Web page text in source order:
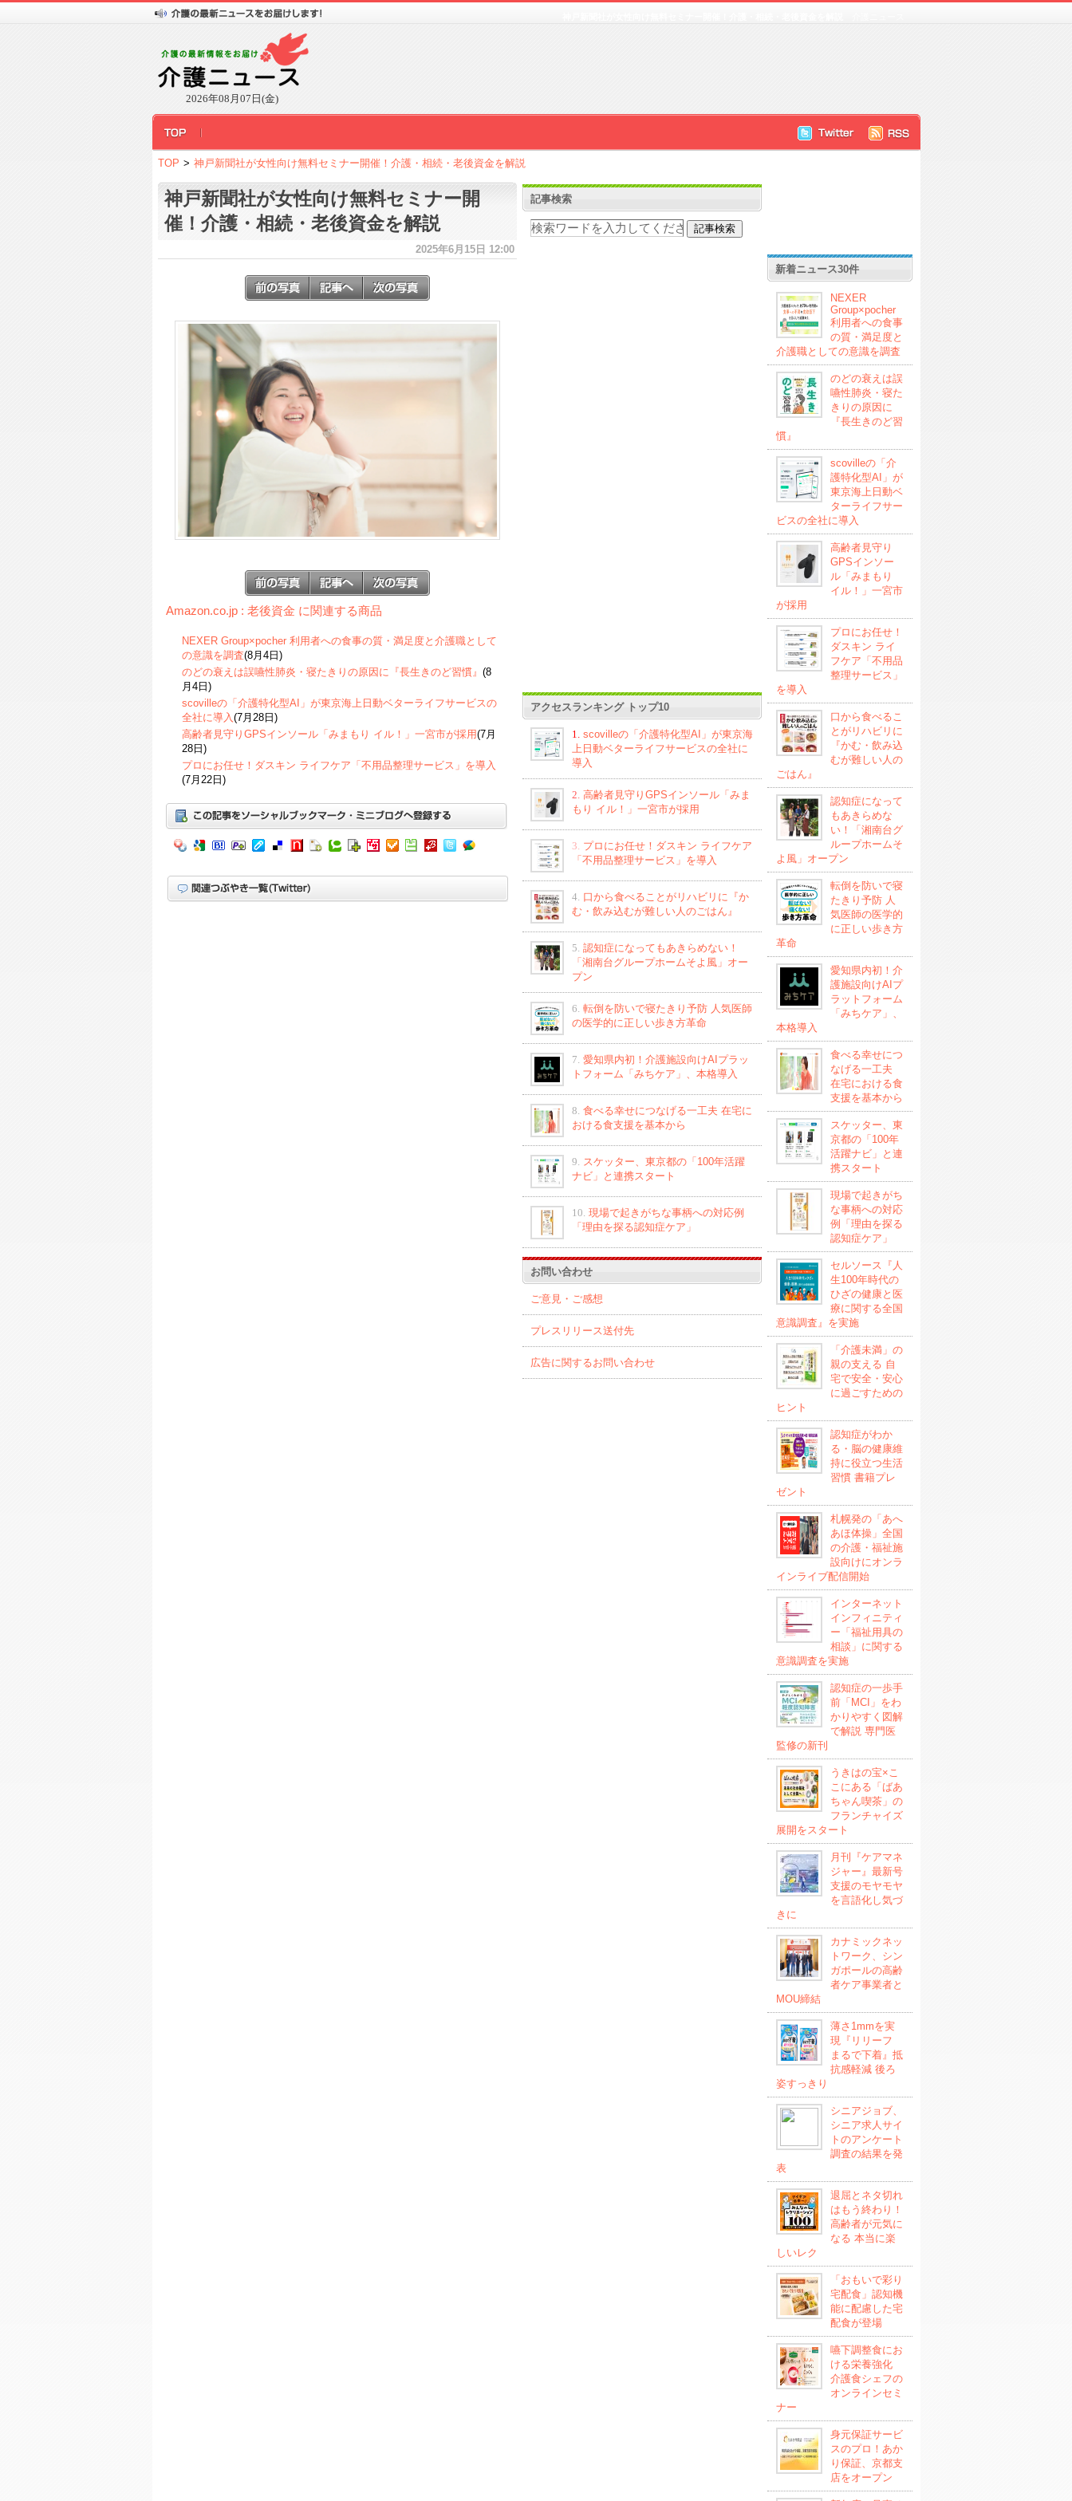
2026年08月07日(金)
TOP > 神戸新聞社が女性向け無料セミナー開催！介護・相続・老後資金を解説
神戸新聞社が女性向け無料セミナー開
催！介護・相続・老後資金を解説
2025年6月15日 12:00
Amazon.co.jp : 老後資金 に関連する商品
NEXER Group×pocher 利用者への食事の質・満足度と介護職として
の意識を調査(8月4日)
のどの衰えは誤嚥性肺炎・寝たきりの原因に『長生きのど習慣』 (8
月4日)
scovilleの「介護特化型AI」が東京海上日動ベターライフサービスの
全社に導入 (7月28日)
高齢者見守りGPSインソール「みまもり イル！」一宮市が採用(7月
28日)
プロにお任せ！ダスキン ライフケア「不用品整理サービス」を導入
(7月22日)
記事検索
アクセスランキング トップ10
1.
scovilleの「介護特化型AI」が東京海
上日動ベターライフサービスの全社に
導入
2. 高齢者見守りGPSインソール「みま
もり イル！」一宮市が採用
3. プロにお任せ！ダスキン ライフケア
「不用品整理サービス」を導入
4. 口から食べることがリハビリに『か
む・飲み込むが難しい人のごはん』
5. 認知症になってもあきらめない！
「湘南台グループホームそよ風」オー
プン
6. 転倒を防いで寝たきり予防 人気医師
の医学的に正しい歩き方革命
7. 愛知県内初！介護施設向けAIプラッ
トフォーム「みちケア」、本格導入
8. 食べる幸せにつなげる一工夫 在宅に
おける食支援を基本から
9.
スケッター、東京都の「100年活躍
ナビ」と連携スタート
10. 現場で起きがちな事柄への対応例
「理由を探る認知症ケア」
お問い合わせ
ご意見・ご感想
プレスリリース送付先
広告に関するお問い合わせ
新着ニュース30件
NEXER
Group×pocher
利用者への食事
の質・満足度と
介護職としての意識を調査
のどの衰えは誤
嚥性肺炎・寝た
きりの原因に
『長生きのど習
慣』
scovilleの「介
護特化型AI」が
東京海上日動ベ
ターライフサー
ビスの全社に導入
高齢者見守り
GPSインソー
ル「みまもり
イル！」一宮市
が採用
プロにお任せ！
ダスキン ライ
フケア「不用品
整理サービス」
を導入
口から食べるこ
とがリハビリに
『かむ・飲み込
むが難しい人の
ごはん』
認知症になって
もあきらめな
い！「湘南台グ
ループホームそ
よ風」オープン
転倒を防いで寝
たきり予防 人
気医師の医学的
に正しい歩き方
革命
愛知県内初！介
護施設向けAIプ
ラットフォーム
「みちケア」、
本格導入
食べる幸せにつ
なげる一工夫
在宅における食
支援を基本から
スケッター、東
京都の「100年
活躍ナビ」と連
携スタート
現場で起きがち
な事柄への対応
例「理由を探る
認知症ケア」
セルソース『人
生100年時代の
ひざの健康と医
療に関する全国
意識調査』を実施
「介護未満」の
親の支える 自
宅で安全・安心
に過ごすための
ヒント
認知症がわか
る・脳の健康維
持に役立つ生活
習慣 書籍プレ
ゼント
札幌発の「あへ
あほ体操」全国
の介護・福祉施
設向けにオンラ
インライブ配信開始
インターネット
インフィニティ
ー「福祉用具の
相談」に関する
意識調査を実施
認知症の一歩手
前「MCI」をわ
かりやすく図解
で解説 専門医
監修の新刊
うきはの宝×こ
こにある「ばあ
ちゃん喫茶」の
フランチャイズ
展開をスタート
月刊『ケアマネ
ジャー』最新号
支援のモヤモヤ
を言語化し気づ
きに
カナミックネッ
トワーク、シン
ガポールの高齢
者ケア事業者と
MOU締結
薄さ1mmを実
現『リリーフ
まるで下着』抵
抗感軽減 後ろ
姿すっきり
シニアジョブ、
シニア求人サイ
トのアンケート
調査の結果を発
表
退屈とネタ切れ
はもう終わり！
高齢者が元気に
なる 本当に楽
しいレク
「おもいで彩り
宅配食」認知機
能に配慮した宅
配食が登場
嚥下調整食にお
ける栄養強化
介護食シェフの
オンラインセミ
ナー
身元保証サービ
スのプロ！あか
り保証、京都支
店をオープン